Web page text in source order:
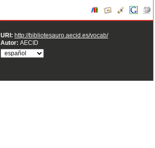
URI: http://bibliotesauro.aecid.es/vocab/
Autor: AECID